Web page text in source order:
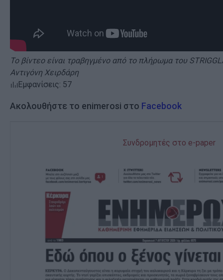
Το βίντεο είναι τραβηγμένο από το πλήρωμα του
Αντιγόνη Χειρδάρη
Εμφανίσεις: 57
Ακολουθήστε το enimerosi στο Facebook
Συνδρομητές στο e-paper